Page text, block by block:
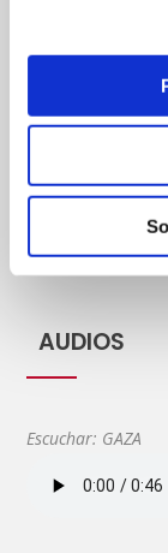
así la Victoria
la proa de una
relación con
afinidad
de la cual se
dispuesto en
deja de ser
hacían eco de
destinada a la
AUDIOS
Escuchar: GAZA